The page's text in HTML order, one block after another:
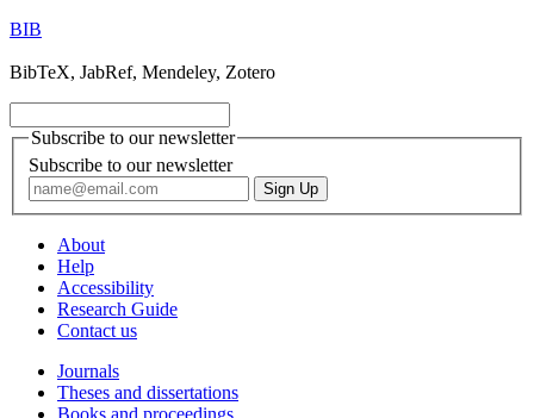
BIB
BibTeX, JabRef, Mendeley, Zotero
Subscribe to our newsletter
Subscribe to our newsletter
About
Help
Accessibility
Research Guide
Contact us
Journals
Theses and dissertations